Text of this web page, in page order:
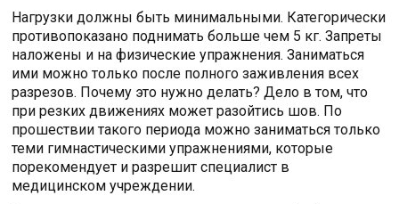
Нагрузки должны быть минимальными. Категорически
противопоказано поднимать больше чем 5 кг. Запреты
наложены и на физические упражнения. Заниматься
ими можно только после полного заживления всех
разрезов. Почему это нужно делать? Дело в том, что
при резких движениях может разойтись шов. По
прошествии такого периода можно заниматься только
теми гимнастическими упражнениями, которые
порекомендует и разрешит специалист в
медицинском учреждении.